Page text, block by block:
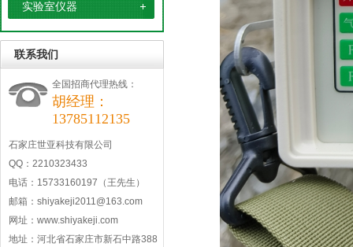
实验室仪器
联系我们
全国招商代理热线：
胡经理：
13785112135
石家庄世亚科技有限公司
QQ：2210323433
电话：15733160197（王先生）
邮箱：shiyakeji2011@163.com
网址：www.shiyakeji.com
地址：河北省石家庄市新石中路388